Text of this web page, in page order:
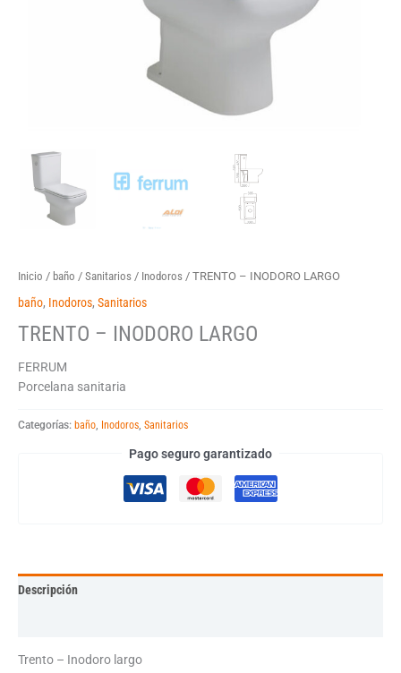
Inicio / baño / Sanitarios / Inodoros / TRENTO – INODORO LARGO
baño, Inodoros, Sanitarios
TRENTO – INODORO LARGO
FERRUM
Porcelana sanitaria
Categorías: baño Inodoros Sanitarios
Pago seguro garantizado
Descripción
Trento – Inodoro largo